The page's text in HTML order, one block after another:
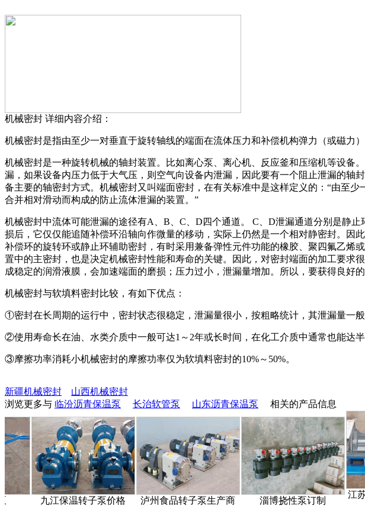
机械密封 详细内容介绍：
机械密封是指由至少一对垂直于旋转轴线的端面在流体压力和补偿机构弹力（或磁力
机械密封是一种旋转机械的轴封装置。比如离心泵、离心机、反应釜和压缩机等设
漏，如果设备内压力低于大气压，则空气向设备内泄漏，因此要有一个阻止泄漏的
备主要的轴密封方式。机械密封又叫端面密封，在有关标准中是这样定义的：“由至
合并相对滑动而构成的防止流体泄漏的装置。”
机械密封中流体可能泄漏的途径有A、B、C、D四个通道。 C、D泄漏通道分别是静
损后，它仅仅能追随补偿环沿轴向作微量的移动，实际上仍然是一个相对静密封。
补偿环的旋转环或静止环辅助密封，有时采用兼备弹性元件功能的橡胶、聚四氟乙
置中的主密封，也是决定机械密封性能和寿命的关键。因此，对密封端面的加工要
成稳定的润滑液膜，会加速端面的磨损；压力过小，泄漏量增加。所以，要获得良
机械密封与软填料密封比较，有如下优点：
①密封在长周期的运行中，密封状态很稳定，泄漏量很小，按粗略统计，其泄漏量一般
②使用寿命长在油、水类介质中一般可达1～2年或长时间，在化工介质中通常也能达半
③摩擦功率消耗小机械密封的摩擦功率仅为软填料密封的10%～50%。
新疆机械密封
山西机械密封
浏览更多与 临汾沥青保温泵 长治软管泵 山东沥青保温泵 相关的产品信息
九江保温转子泵价格 泸州食品转子泵生产商 淄博挠性泵订制
江苏nyp高